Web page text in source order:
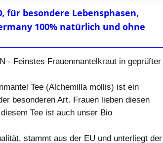
für besondere Lebensphasen,
100% natürlich und ohne
- Feinstes Frauenmantelkraut in geprüfter
Tee (Alchemilla mollis) ist ein
besonderen Art. Frauen lieben diesen
Tee ist auch unser Bio
stammt aus der EU und unterliegt der